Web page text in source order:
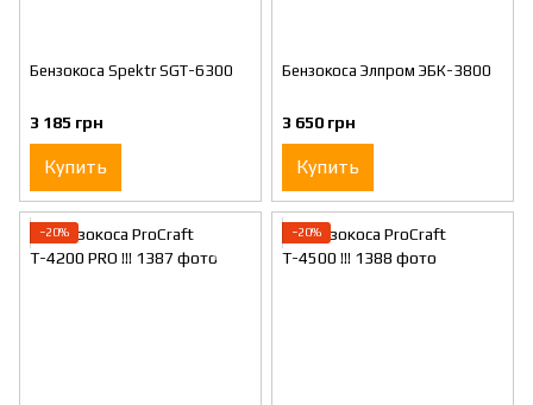
Бензокоса Spektr SGT-6300
3 185 грн
Купить
Бензокоса Элпром ЭБК-3800
3 650 грн
Купить
−20% −20%